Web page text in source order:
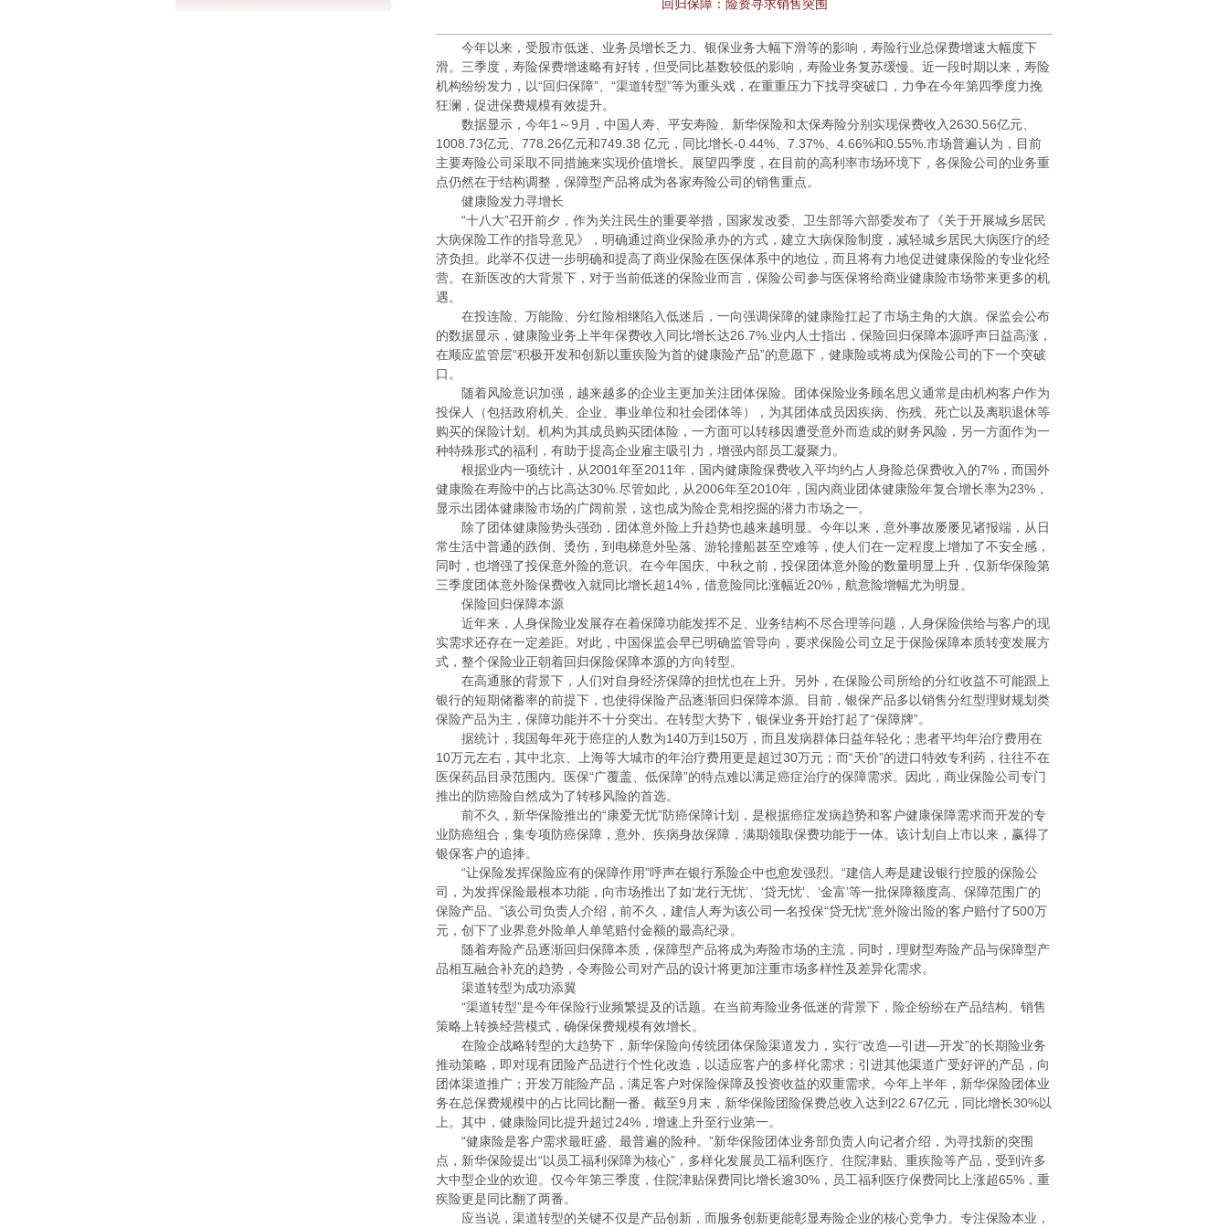
回归保障：险资寻求销售突围
今年以来，受股市低迷、业务员增长乏力、银保业务大幅下滑等的影响，寿险行业总保费增速大幅度下
滑。三季度，寿险保费增速略有好转，但受同比基数较低的影响，寿险业务复苏缓慢。近一段时期以来，寿险
机构纷纷发力，以“回归保障”、“渠道转型”等为重头戏，在重重压力下找寻突破口，力争在今年第四季度力挽
狂澜，促进保费规模有效提升。
数据显示，今年1～9月，中国人寿、平安寿险、新华保险和太保寿险分别实现保费收入2630.56亿元、
1008.73亿元、778.26亿元和749.38 亿元，同比增长-0.44%、7.37%、4.66%和0.55%.市场普遍认为，目前
主要寿险公司采取不同措施来实现价值增长。展望四季度，在目前的高利率市场环境下，各保险公司的业务重
点仍然在于结构调整，保障型产品将成为各家寿险公司的销售重点。
健康险发力寻增长
“十八大”召开前夕，作为关注民生的重要举措，国家发改委、卫生部等六部委发布了《关于开展城乡居民
大病保险工作的指导意见》，明确通过商业保险承办的方式，建立大病保险制度，减轻城乡居民大病医疗的经
济负担。此举不仅进一步明确和提高了商业保险在医保体系中的地位，而且将有力地促进健康保险的专业化经
营。在新医改的大背景下，对于当前低迷的保险业而言，保险公司参与医保将给商业健康险市场带来更多的机
遇。
在投连险、万能险、分红险相继陷入低迷后，一向强调保障的健康险扛起了市场主角的大旗。保监会公布
的数据显示，健康险业务上半年保费收入同比增长达26.7%.业内人士指出，保险回归保障本源呼声日益高涨，
在顺应监管层“积极开发和创新以重疾险为首的健康险产品”的意愿下，健康险或将成为保险公司的下一个突破
口。
随着风险意识加强，越来越多的企业主更加关注团体保险。团体保险业务顾名思义通常是由机构客户作为
投保人（包括政府机关、企业、事业单位和社会团体等），为其团体成员因疾病、伤残、死亡以及离职退休等
购买的保险计划。机构为其成员购买团体险，一方面可以转移因遭受意外而造成的财务风险，另一方面作为一
种特殊形式的福利，有助于提高企业雇主吸引力，增强内部员工凝聚力。
根据业内一项统计，从2001年至2011年，国内健康险保费收入平均约占人身险总保费收入的7%，而国外
健康险在寿险中的占比高达30%.尽管如此，从2006年至2010年，国内商业团体健康险年复合增长率为23%，
显示出团体健康险市场的广阔前景，这也成为险企竞相挖掘的潜力市场之一。
除了团体健康险势头强劲，团体意外险上升趋势也越来越明显。今年以来，意外事故屡屡见诸报端，从日
常生活中普通的跌倒、烫伤，到电梯意外坠落、游轮撞船甚至空难等，使人们在一定程度上增加了不安全感，
同时，也增强了投保意外险的意识。在今年国庆、中秋之前，投保团体意外险的数量明显上升，仅新华保险第
三季度团体意外险保费收入就同比增长超14%，借意险同比涨幅近20%，航意险增幅尤为明显。
保险回归保障本源
近年来，人身保险业发展存在着保障功能发挥不足、业务结构不尽合理等问题，人身保险供给与客户的现
实需求还存在一定差距。对此，中国保监会早已明确监管导向，要求保险公司立足于保险保障本质转变发展方
式，整个保险业正朝着回归保险保障本源的方向转型。
在高通胀的背景下，人们对自身经济保障的担忧也在上升。另外，在保险公司所给的分红收益不可能跟上
银行的短期储蓄率的前提下，也使得保险产品逐渐回归保障本源。目前，银保产品多以销售分红型理财规划类
保险产品为主，保障功能并不十分突出。在转型大势下，银保业务开始打起了“保障牌”。
据统计，我国每年死于癌症的人数为140万到150万，而且发病群体日益年轻化；患者平均年治疗费用在
10万元左右，其中北京、上海等大城市的年治疗费用更是超过30万元；而“天价”的进口特效专利药，往往不在
医保药品目录范围内。医保“广覆盖、低保障”的特点难以满足癌症治疗的保障需求。因此，商业保险公司专门
推出的防癌险自然成为了转移风险的首选。
前不久，新华保险推出的“康爱无忧”防癌保障计划，是根据癌症发病趋势和客户健康保障需求而开发的专
业防癌组合，集专项防癌保障，意外、疾病身故保障，满期领取保费功能于一体。该计划自上市以来，赢得了
银保客户的追捧。
“让保险发挥保险应有的保障作用”呼声在银行系险企中也愈发强烈。“建信人寿是建设银行控股的保险公
司，为发挥保险最根本功能，向市场推出了如‘龙行无忧’、‘贷无忧’、‘金富’等一批保障额度高、保障范围广的
保险产品。”该公司负责人介绍，前不久，建信人寿为该公司一名投保“贷无忧”意外险出险的客户赔付了500万
元，创下了业界意外险单人单笔赔付金额的最高纪录。
随着寿险产品逐渐回归保障本质，保障型产品将成为寿险市场的主流，同时，理财型寿险产品与保障型产
品相互融合补充的趋势，令寿险公司对产品的设计将更加注重市场多样性及差异化需求。
渠道转型为成功添翼
“渠道转型”是今年保险行业频繁提及的话题。在当前寿险业务低迷的背景下，险企纷纷在产品结构、销售
策略上转换经营模式，确保保费规模有效增长。
在险企战略转型的大趋势下，新华保险向传统团体保险渠道发力，实行“改造—引进—开发”的长期险业务
推动策略，即对现有团险产品进行个性化改造，以适应客户的多样化需求；引进其他渠道广受好评的产品，向
团体渠道推广；开发万能险产品，满足客户对保险保障及投资收益的双重需求。今年上半年，新华保险团体业
务在总保费规模中的占比同比翻一番。截至9月末，新华保险团险保费总收入达到22.67亿元，同比增长30%以
上。其中，健康险同比提升超过24%，增速上升至行业第一。
“健康险是客户需求最旺盛、最普遍的险种。”新华保险团体业务部负责人向记者介绍，为寻找新的突围
点，新华保险提出“以员工福利保障为核心”，多样化发展员工福利医疗、住院津贴、重疾险等产品，受到许多
大中型企业的欢迎。仅今年第三季度，住院津贴保费同比增长逾30%，员工福利医疗保费同比上涨超65%，重
疾险更是同比翻了两番。
应当说，渠道转型的关键不仅是产品创新，而服务创新更能彰显寿险企业的核心竞争力。专注保险本业，